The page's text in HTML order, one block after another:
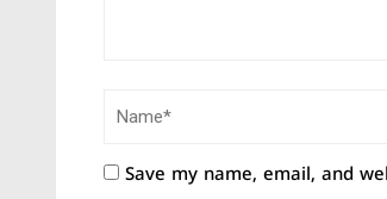
Save my name, email, and